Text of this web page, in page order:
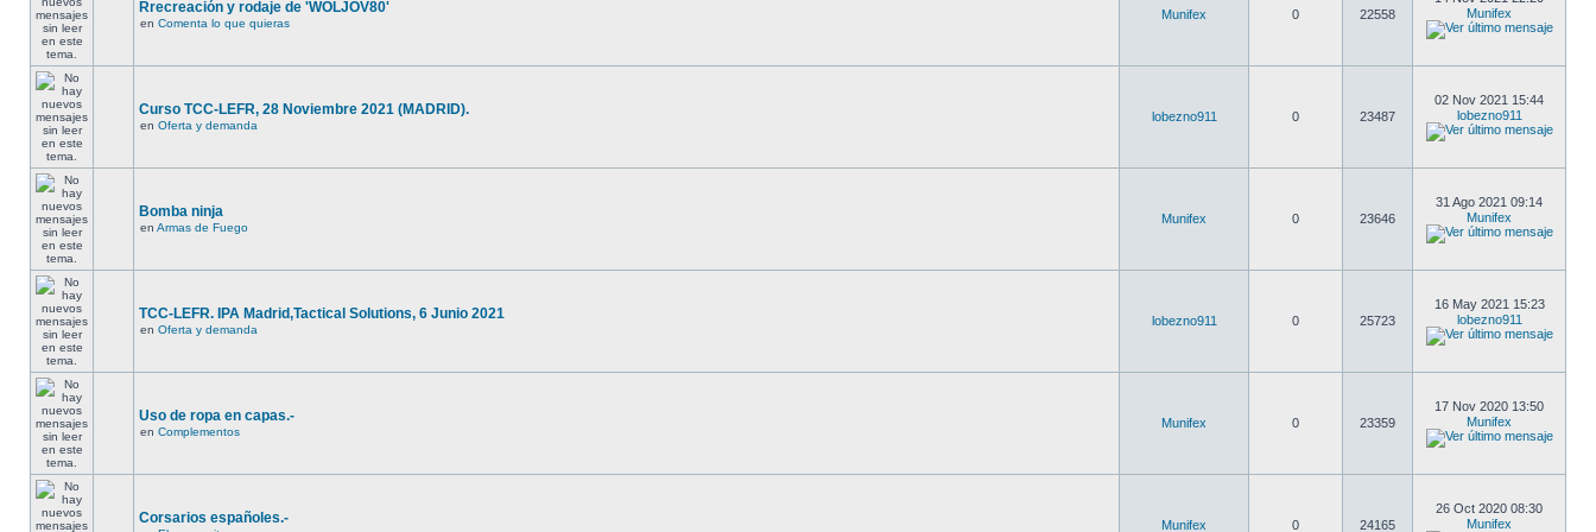
Rrecreación y rodaje de 'WOLJOV80'
en Comenta lo que quieras
Munifex 0 22558
Munifex
Curso TCC-LEFR, 28 Noviembre 2021 (MADRID).
en Oferta y demanda
lobezno911 0 23487
02 Nov 2021 15:44
lobezno911
Bomba ninja
en Armas de Fuego
Munifex 0 23646
31 Ago 2021 09:14
Munifex
TCC-LEFR. IPA Madrid,Tactical Solutions, 6 Junio 2021
en Oferta y demanda
lobezno911 0 25723
16 May 2021 15:23
lobezno911
Uso de ropa en capas.-
en Complementos
Munifex 0 23359
17 Nov 2020 13:50
Munifex
Corsarios españoles.- Munifex 0 24165
26 Oct 2020 08:30
Munifex